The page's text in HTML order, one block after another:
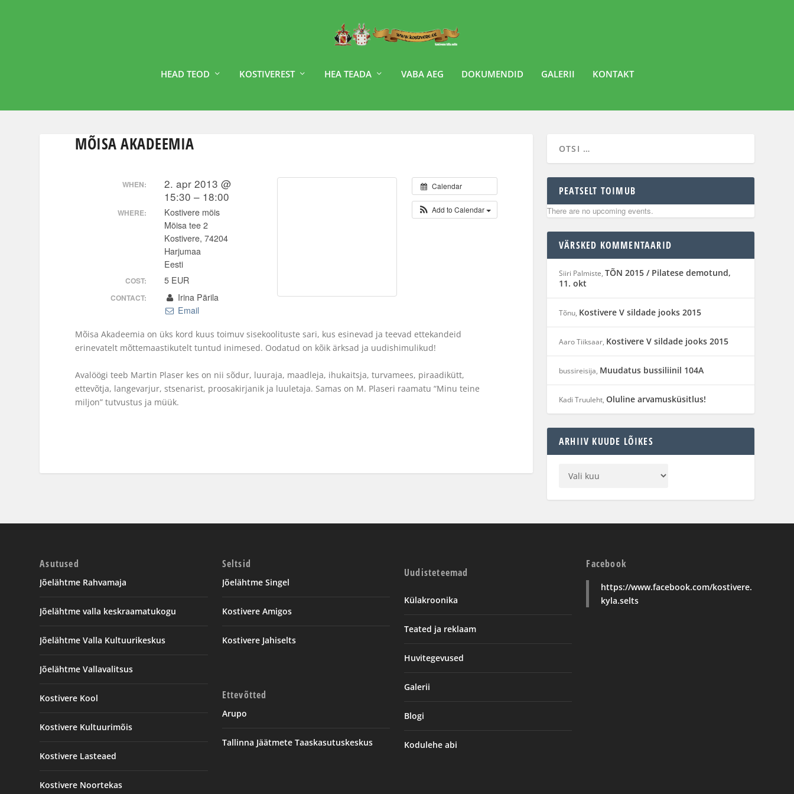
HEAD TEOD KOSTIVEREST HEA TEADA VABA AEG DOKUMENDID GALERII KONTAKT
MÕISA AKADEEMIA
Calendar
Add to Calendar
WHEN:
2. apr 2013 @
15:30 – 18:00
WHERE:
Kostivere mõis
Mõisa tee 2
Kostivere, 74204
Harjumaa
Eesti
COST: 5 EUR
CONTACT:
Irina Pärila
Email
Mõisa Akadeemia on üks kord kuus toimuv sisekoolituste sari, kus esinevad ja teevad ettekandeid
erinevatelt mõttemaastikutelt tuntud inimesed. Oodatud on kõik ärksad ja uudishimulikud!
Avalöögi teeb Martin Plaser kes on nii sõdur, luuraja, maadleja, ihukaitsja, turvamees, piraadikütt,
ettevõtja, langevarjur, stsenarist, proosakirjanik ja luuletaja. Samas on M. Plaseri raamatu “Minu teine
miljon” tutvustus ja müük.
PEATSELT TOIMUB
There are no upcoming events.
VÄRSKED KOMMENTAARID
Siiri Palmiste, TÕN 2015 / Pilatese demotund,
11. okt
Tõnu, Kostivere V sildade jooks 2015
Aaro Tiiksaar, Kostivere V sildade jooks 2015
bussireisija, Muudatus bussiliinil 104A
Kadi Truuleht, Oluline arvamusküsitlus!
ARHIIV KUUDE LÕIKES
Asutused
Jõelähtme Rahvamaja
Jõelähtme valla keskraamatukogu
Jõelähtme Valla Kultuurikeskus
Jõelähtme Vallavalitsus
Kostivere Kool
Kostivere Kultuurimõis
Kostivere Lasteaed
Kostivere Noortekas
Seltsid
Jõelähtme Singel
Kostivere Amigos
Kostivere Jahiselts
Ettevõtted
Arupo
Tallinna Jäätmete Taaskasutuskeskus
Uudisteteemad
Külakroonika
Teated ja reklaam
Huvitegevused
Galerii
Blogi
Kodulehe abi
Facebook
https://www.facebook.com/kostivere.
kyla.selts